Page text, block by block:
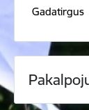
Gadatirgus